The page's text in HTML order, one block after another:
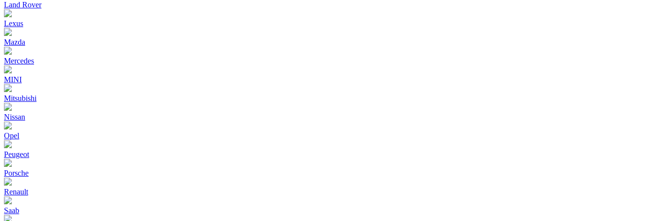
Land Rover
Lexus
Mazda
Mercedes
MINI
Mitsubishi
Nissan
Opel
Peugeot
Porsche
Renault
Saab